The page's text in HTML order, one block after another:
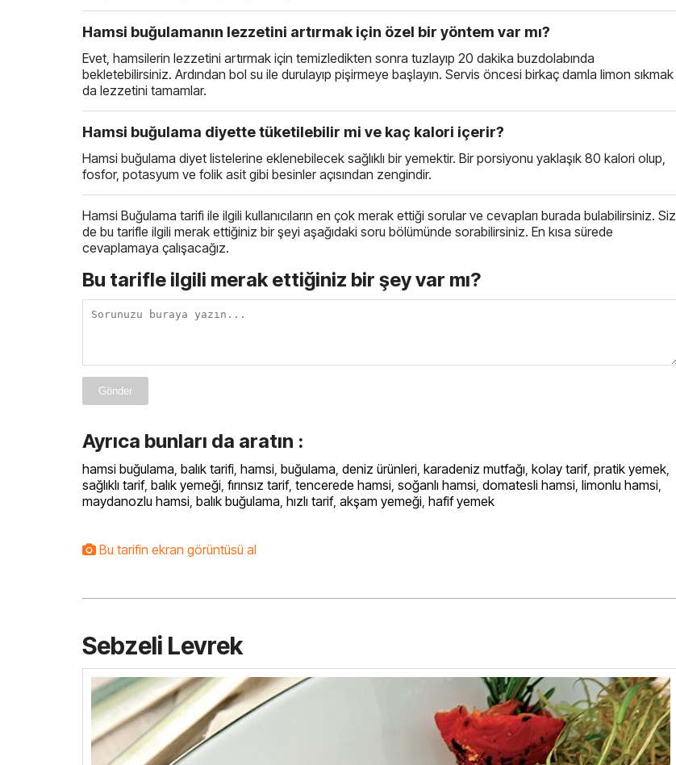
Hamsi buğulamanın lezzetini artırmak için özel bir yöntem var mı?
Evet, hamsilerin lezzetini artırmak için temizledikten sonra tuzlayıp 20 dakika buzdolabında
bekletebilirsiniz. Ardından bol su ile durulayıp pişirmeye başlayın. Servis öncesi birkaç damla limon sıkmak
da lezzetini tamamlar.
Hamsi buğulama diyette tüketilebilir mi ve kaç kalori içerir?
Hamsi buğulama diyet listelerine eklenebilecek sağlıklı bir yemektir. Bir porsiyonu yaklaşık 80 kalori olup,
fosfor, potasyum ve folik asit gibi besinler açısından zengindir.
Hamsi Buğulama tarifi ile ilgili kullanıcıların en çok merak ettiği sorular ve cevapları burada bulabilirsiniz. Siz
de bu tarifle ilgili merak ettiğiniz bir şeyi aşağıdaki soru bölümünde sorabilirsiniz. En kısa sürede
cevaplamaya çalışacağız.
Bu tarifle ilgili merak ettiğiniz bir şey var mı?
Gönder
Ayrıca bunları da aratın :
hamsi buğulama, balık tarifi, hamsi, buğulama, deniz ürünleri, karadeniz mutfağı, kolay tarif, pratik yemek,
sağlıklı tarif, balık yemeği, fırınsız tarif, tencerede hamsi, soğanlı hamsi, domatesli hamsi, limonlu hamsi,
maydanozlu hamsi, balık buğulama, hızlı tarif, akşam yemeği, hafif yemek
Bu tarifin ekran görüntüsü al
Sebzeli Levrek